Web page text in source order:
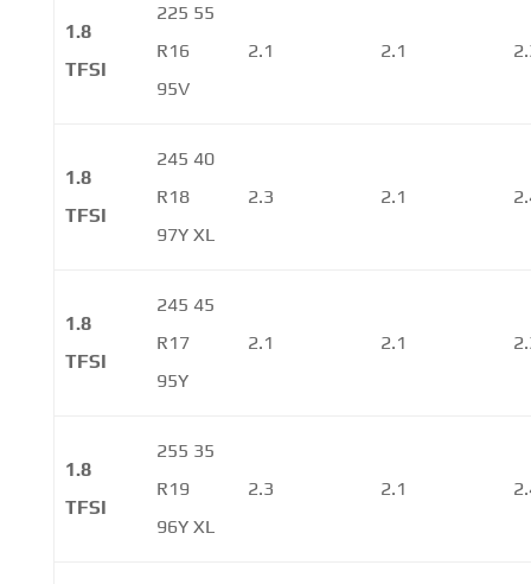
1.8
TFSI
225 55
R16
95V
2.1 2.1
1.8
TFSI
245 40
R18
97Y XL
2.3 2.1
1.8
TFSI
245 45
R17
95Y
2.1 2.1
1.8
TFSI
255 35
R19
96Y XL
2.3 2.1